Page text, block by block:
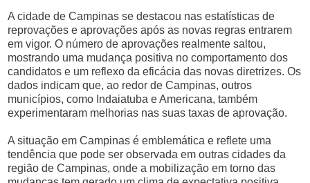
A cidade de Campinas se destacou nas estatísticas de
reprovações e aprovações após as novas regras entrarem
em vigor. O número de aprovações realmente saltou,
mostrando uma mudança positiva no comportamento dos
candidatos e um reflexo da eficácia das novas diretrizes. Os
dados indicam que, ao redor de Campinas, outros
municípios, como Indaiatuba e Americana, também
experimentaram melhorias nas suas taxas de aprovação.
A situação em Campinas é emblemática e reflete uma
tendência que pode ser observada em outras cidades da
região de Campinas, onde a mobilização em torno das